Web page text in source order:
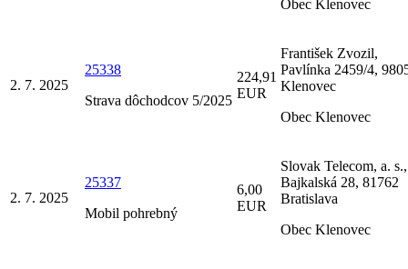
Obec Klenovec
2. 7. 2025
25338
Strava dôchodcov 5/2025
224,91
EUR
František Zvozil,
Pavlínka 2459/4,
Klenovec
Obec Klenovec
2. 7. 2025
25337
Mobil pohrebný
6,00
EUR
Slovak Telecom, a. s.,
Bajkalská 28, 81762
Bratislava
Obec Klenovec